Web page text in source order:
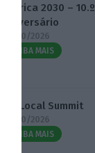
Fábrica 2030 – 10.º
Aniversário
14/10/2026
SAIBA MAIS
3.º Local Summit
07/10/2026
SAIBA MAIS